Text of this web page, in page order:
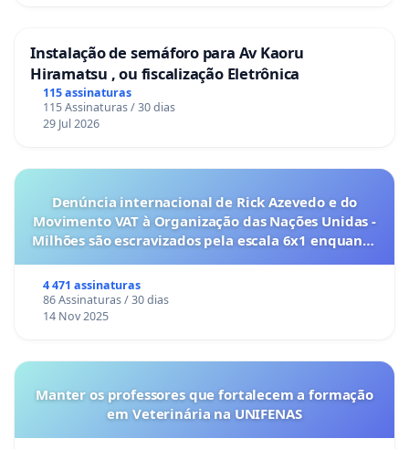
Instalação de semáforo para Av Kaoru
Hiramatsu , ou fiscalização Eletrônica
115 assinaturas
115 Assinaturas / 30 dias
29 Jul 2026
Denúncia internacional de Rick Azevedo e do
Movimento VAT à Organização das Nações Unidas -
Milhões são escravizados pela escala 6x1 enquanto
4 471 assinaturas
86 Assinaturas / 30 dias
14 Nov 2025
Manter os professores que fortalecem a formação
em Veterinária na UNIFENAS